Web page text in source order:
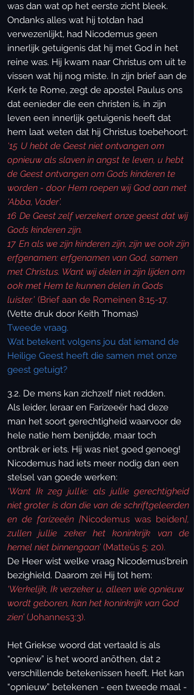
was dan wat op het eerste zicht bleek.
Ondanks alles wat hij totdan had
verwezenlijkt, had Nicodemus geen
innerlijk getuigenis dat hij met God in het
reine was. Hij kwam naar Christus om uit te
vissen wat hij nog miste. In zijn brief aan de
Kerk te Rome, zegt de apostel Paulus ons
dat eenieder die een christen is, in zijn
leven een innerlijk getuigenis heeft dat
hem laat weten dat hij Christus toebehoort:
‘15 U hebt de Geest niet ontvangen om
opnieuw als slaven in angst te leven, u hebt
de Geest ontvangen om Gods kinderen te
worden - door Hem roepen wij God aan met
‘Abba, Vader’.
16 De Geest zelf verzekert onze geest dat wij
Gods kinderen zijn.
17 En als we zijn kinderen zijn, zijn we ook zijn
erfgenamen: erfgenamen van God, samen
met Christus. Want wij delen in zijn lijden om
ook met Hem te kunnen delen in Gods
luister.’ (Brief aan de Romeinen 8:15-17.
(Vette druk door Keith Thomas)
Tweede vraag.
Wat betekent volgens jou dat iemand de
Heilige Geest heeft die samen met onze
geest getuigt?
3.2. De mens kan zichzelf niet redden.
Als leider, leraar en Farizeeër had deze
man het soort gerechtigheid waarvoor de
hele natie hem benijdde, maar toch
ontbrak er iets. Hij was niet goed genoeg!
Nicodemus had iets meer nodig dan een
stelsel van goede werken:
‘Want Ik zeg jullie: als jullie gerechtigheid
niet groter is dan die van de schriftgeleerden
en de farizeeën [Nicodemus was beiden],
zullen jullie zeker het koninkrijk van de
hemel niet binnengaan’(Matteüs 5: 20).
De Heer wist welke vraag Nicodemus’brein
bezighield. Daarom zei Hij tot hem:
‘Werkelijk, Ik verzeker u, alleen wie opnieuw
wordt geboren, kan het koninkrijk van God
zien’(Johannes3:3).
Het Griekse woord dat vertaald is als
“opniew” is het woord anōthen, dat 2
verschillende betekenissen heeft. Het kan
“opnieuw” betekenen - een tweede maal -